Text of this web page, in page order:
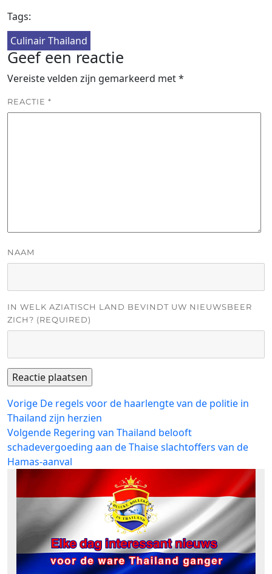
Tags:
Culinair Thailand
Geef een reactie
Vereiste velden zijn gemarkeerd met*
REACTIE *
NAAM
IN WELK AZIATISCH LAND BEVINDT UW NIEUWSBEER
ZICH? (REQUIRED)
Bericht
navigatie
Vorige Vorig
bericht:
De regels voor de haarlengte van de politie in
Thailand zijn herzien
Volgende Volgend
bericht:
Regering van Thailand belooft
schadevergoeding aan de Thaise slachtoffers van de
Hamas-aanval